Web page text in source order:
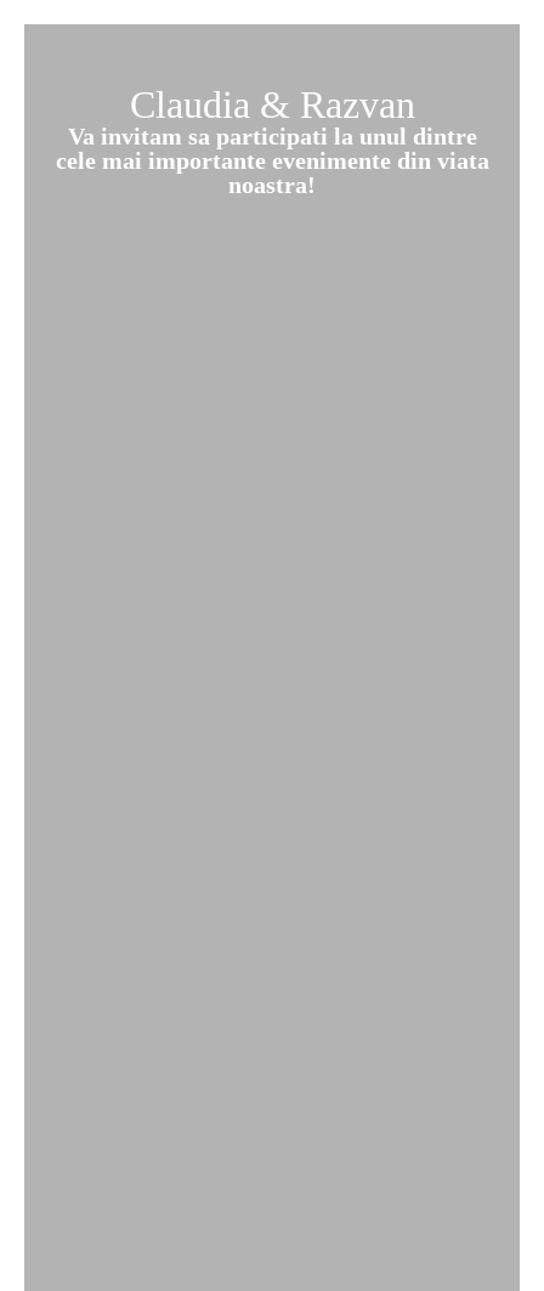
Claudia & Razvan
Va invitam sa participati la unul dintre
cele mai importante evenimente din viata
noastra!